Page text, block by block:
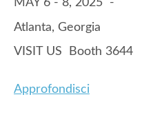
MAY 6 - 8, 2025 -
Atlanta, Georgia
VISIT US Booth 3644
Approfondisci